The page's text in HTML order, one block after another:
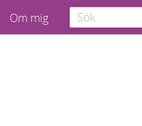
Om mig